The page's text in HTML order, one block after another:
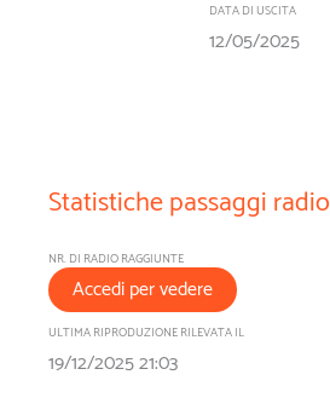
DATA DI USCITA
12/05/2025
Statistiche passaggi radio
NR. DI RADIO RAGGIUNTE
Accedi per vedere
ULTIMA RIPRODUZIONE RILEVATA IL
19/12/2025 21:03